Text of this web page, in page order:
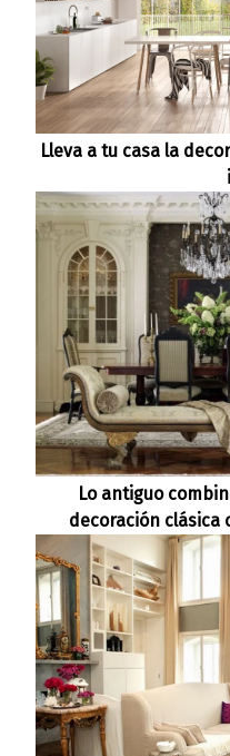
Lleva a tu casa la
Lo antiguo
decoración clásica